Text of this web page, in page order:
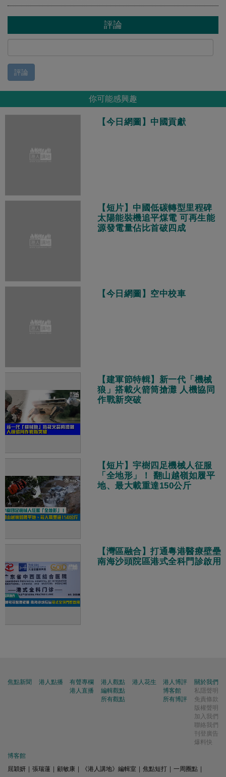
評論
評論
你可能感興趣
【今日網圖】中國貢獻
【短片】中國低碳轉型里程碑
太陽能裝機追平煤電 可再生能
源發電量佔比首破四成
【今日網圖】空中校車
【建軍節特輯】新一代「機械
狼」搭載火箭筒搶灘 人機協同
作戰新突破
【短片】宇樹四足機械人征服
「全地形」！ 翻山越嶺如履平
地、最大載重達150公斤
【灣區融合】打通粵港醫療壁壘
南海沙頭院區港式全科門診啟用
焦點新聞 港人點播
有聲專欄
港人直播
港人觀點
編輯觀點
所有觀點
港人花生
港人博評
博客館
所有博評
關於我們
私隱聲明
免責條款
版權聲明
加入我們
聯絡我們
刊登廣告
爆料快
博客館
屈穎妍
張瑞蓮 顧敏康 《港人講地》編輯室 焦點短打 一周圈點